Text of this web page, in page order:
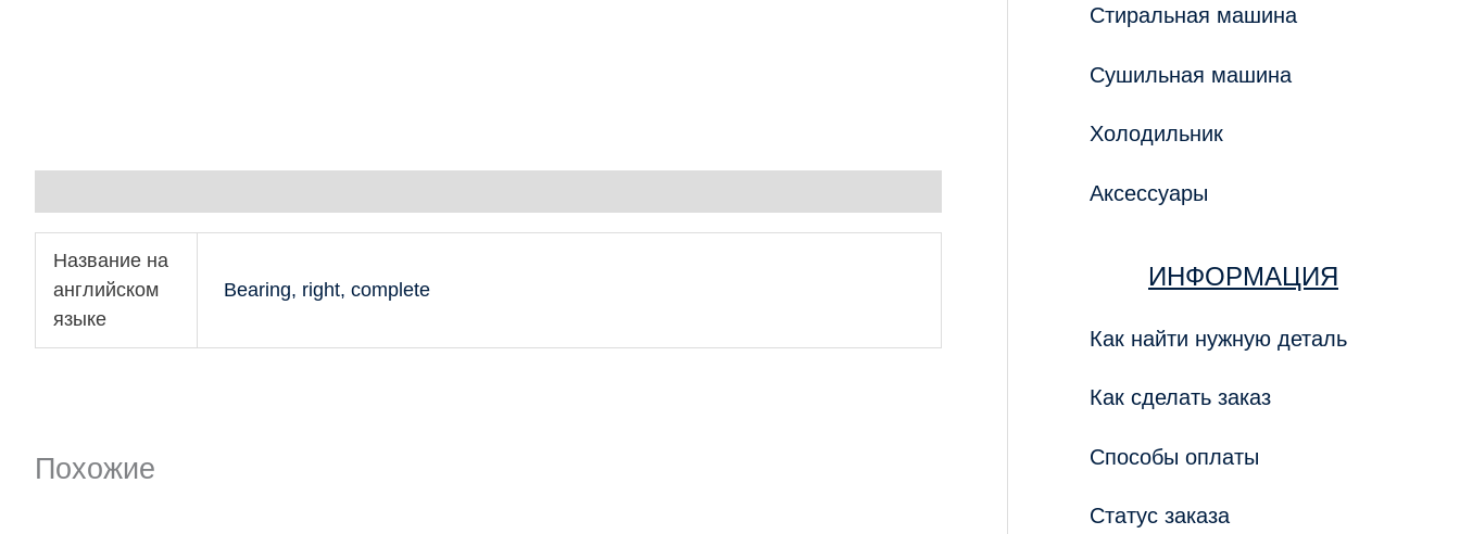
Название на
английском
языке
Bearing, right, complete
Похожие
Стиральная машина
Сушильная машина
Холодильник
Аксессуары
ИНФОРМАЦИЯ
Как найти нужную деталь
Как сделать заказ
Способы оплаты
Статус заказа